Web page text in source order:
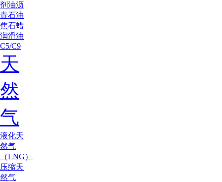
剂油沥
青石油
焦石蜡
润滑油
C5/C9
天
然
气
液化天
然气
（LNG）
压缩天
然气